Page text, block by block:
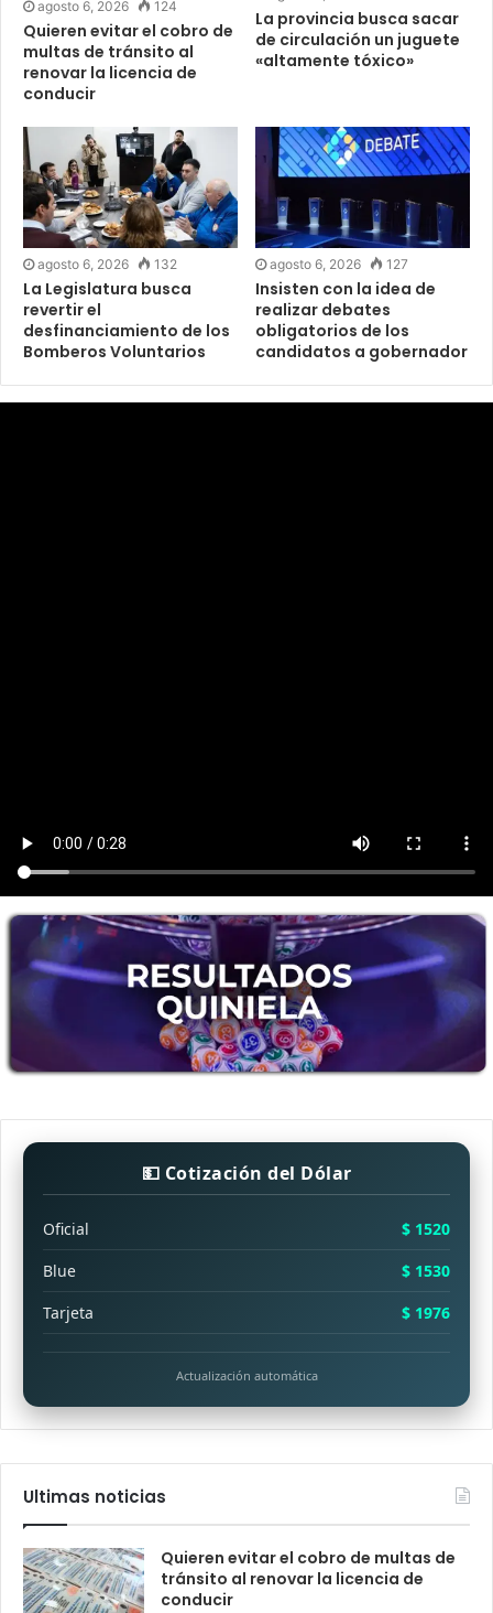
agosto 6, 2026 124
Quieren evitar el cobro de
multas de tránsito al
renovar la licencia de
conducir
La provincia busca sacar
de circulación un juguete
«altamente tóxico»
agosto 6, 2026 132
La Legislatura busca
revertir el
desfinanciamiento de los
Bomberos Voluntarios
agosto 6, 2026 127
Insisten con la idea de
realizar debates
obligatorios de los
candidatos a gobernador
💵 Cotización del Dólar
Oficial
$ 1520
Blue
$ 1530
Tarjeta
$ 1976
Actualización automática
Ultimas noticias
Quieren evitar el cobro de multas de
tránsito al renovar la licencia de
conducir